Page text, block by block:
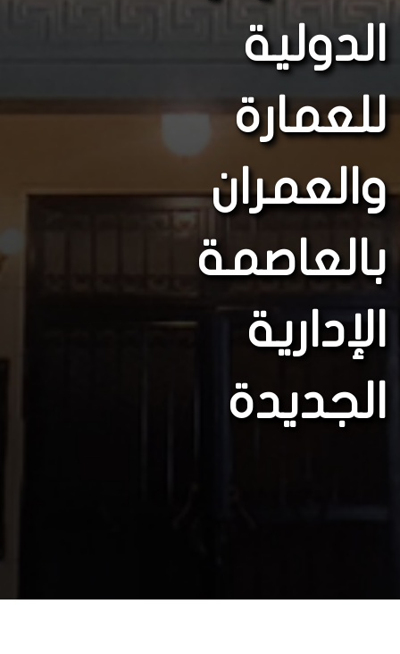
الدولية
للعمارة
والعمران
بالعاصمة
الإدارية
الجديدة